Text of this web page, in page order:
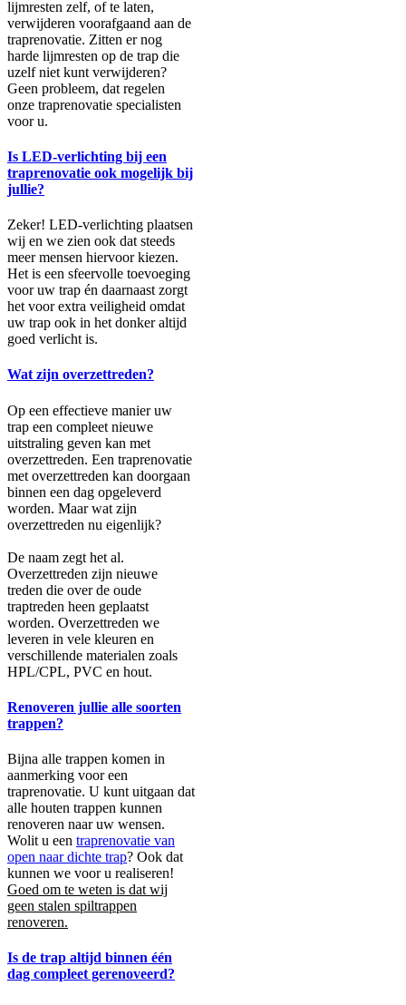
lijmresten zelf, of te laten,
verwijderen voorafgaand aan de
traprenovatie. Zitten er nog
harde lijmresten op de trap die
uzelf niet kunt verwijderen?
Geen probleem, dat regelen
onze traprenovatie specialisten
voor u.
Is LED-verlichting bij een
traprenovatie ook mogelijk bij
jullie?
Zeker! LED-verlichting plaatsen
wij en we zien ook dat steeds
meer mensen hiervoor kiezen.
Het is een sfeervolle toevoeging
voor uw trap én daarnaast zorgt
het voor extra veiligheid omdat
uw trap ook in het donker altijd
goed verlicht is.
Wat zijn overzettreden?
Op een effectieve manier uw
trap een compleet nieuwe
uitstraling geven kan met
overzettreden. Een traprenovatie
met overzettreden kan doorgaan
binnen een dag opgeleverd
worden. Maar wat zijn
overzettreden nu eigenlijk?
De naam zegt het al.
Overzettreden zijn nieuwe
treden die over de oude
traptreden heen geplaatst
worden. Overzettreden we
leveren in vele kleuren en
verschillende materialen zoals
HPL/CPL, PVC en hout.
Renoveren jullie alle soorten
trappen?
Bijna alle trappen komen in
aanmerking voor een
traprenovatie. U kunt uitgaan dat
alle houten trappen kunnen
renoveren naar uw wensen.
Wolit u een traprenovatie van
open naar dichte trap? Ook dat
kunnen we voor u realiseren!
Goed om te weten is dat wij
geen stalen spiltrappen
renoveren.
Is de trap altijd binnen één
dag compleet gerenoveerd?